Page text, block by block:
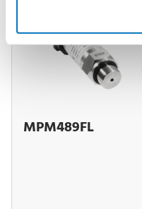
MPM489FL